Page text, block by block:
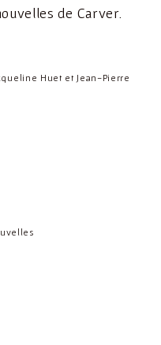
de Carver.
Huet et Jean-Pierre